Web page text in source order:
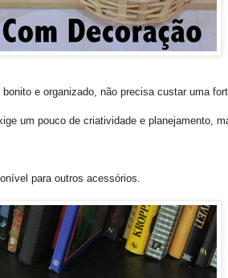
e organizado, não precisa custar uma
um pouco de criatividade e planejamento,
para outros acessórios.